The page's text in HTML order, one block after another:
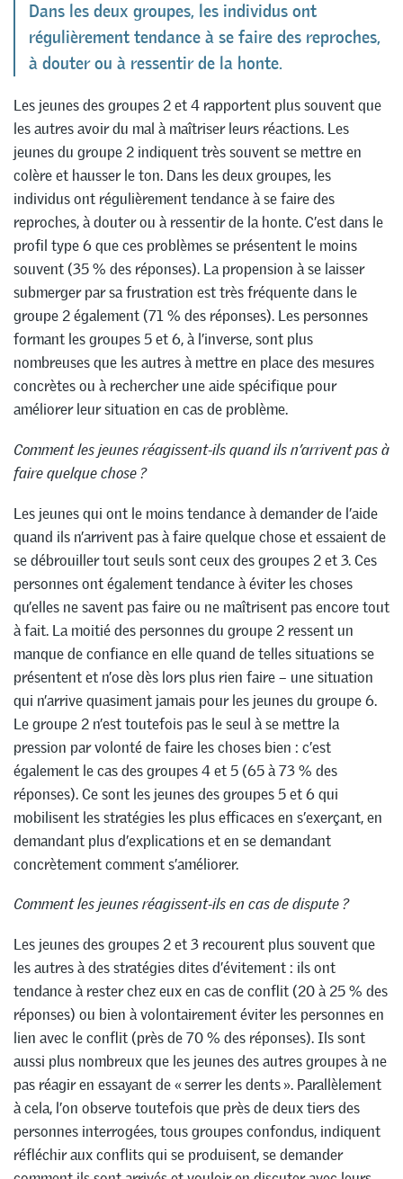
Dans les deux groupes, les individus ont
régulièrement tendance à se faire des reproches,
à douter ou à ressentir de la honte.
Les jeunes des groupes 2 et 4 rapportent plus souvent que
les autres avoir du mal à maîtriser leurs réactions. Les
jeunes du groupe 2 indiquent très souvent se mettre en
colère et hausser le ton. Dans les deux groupes, les
individus ont régulièrement tendance à se faire des
reproches, à douter ou à ressentir de la honte. C’est dans le
profil type 6 que ces problèmes se présentent le moins
souvent (35 % des réponses). La propension à se laisser
submerger par sa frustration est très fréquente dans le
groupe 2 également (71 % des réponses). Les personnes
formant les groupes 5 et 6, à l’inverse, sont plus
nombreuses que les autres à mettre en place des mesures
concrètes ou à rechercher une aide spécifique pour
améliorer leur situation en cas de problème.
Comment les jeunes réagissent-ils quand ils n’arrivent pas à
faire quelque chose?
Les jeunes qui ont le moins tendance à demander de l’aide
quand ils n’arrivent pas à faire quelque chose et essaient de
se débrouiller tout seuls sont ceux des groupes 2 et 3. Ces
personnes ont également tendance à éviter les choses
qu’elles ne savent pas faire ou ne maîtrisent pas encore tout
à fait. La moitié des personnes du groupe 2 ressent un
manque de confiance en elle quand de telles situations se
présentent et n’ose dès lors plus rien faire – une situation
qui n’arrive quasiment jamais pour les jeunes du groupe 6.
Le groupe 2 n’est toutefois pas le seul à se mettre la
pression par volonté de faire les choses bien : c’est
également le cas des groupes 4 et 5 (65 à 73 % des
réponses). Ce sont les jeunes des groupes 5 et 6 qui
mobilisent les stratégies les plus efficaces en s’exerçant, en
demandant plus d’explications et en se demandant
concrètement comment s’améliorer.
Comment les jeunes réagissent-ils en cas de dispute?
Les jeunes des groupes 2 et 3 recourent plus souvent que
les autres à des stratégies dites d’évitement : ils ont
tendance à rester chez eux en cas de conflit (20 à 25 % des
réponses) ou bien à volontairement éviter les personnes en
lien avec le conflit (près de 70 % des réponses). Ils sont
aussi plus nombreux que les jeunes des autres groupes à ne
pas réagir en essayant de « serrer les dents ». Parallèlement
à cela, l’on observe toutefois que près de deux tiers des
personnes interrogées, tous groupes confondus, indiquent
réfléchir aux conflits qui se produisent, se demander